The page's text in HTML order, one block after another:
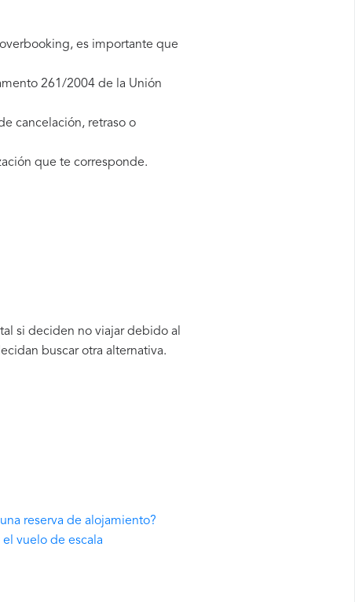
es importante que
261/2004 de la Unión
cancelación, retraso o
que te corresponde.
si deciden no viajar debido al
buscar otra alternativa.
reserva de alojamiento?
vuelo de escala